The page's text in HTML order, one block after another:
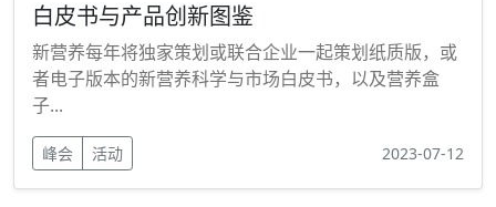
白皮书与产品创新图鉴
新营养每年将独家策划或联合企业一起策划纸质版，或
者电子版本的新营养科学与市场白皮书，以及营养盒
子...
峰会 活动 2023-07-12